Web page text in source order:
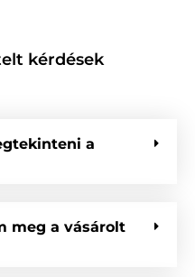
kérdések
a
meg a vásárolt